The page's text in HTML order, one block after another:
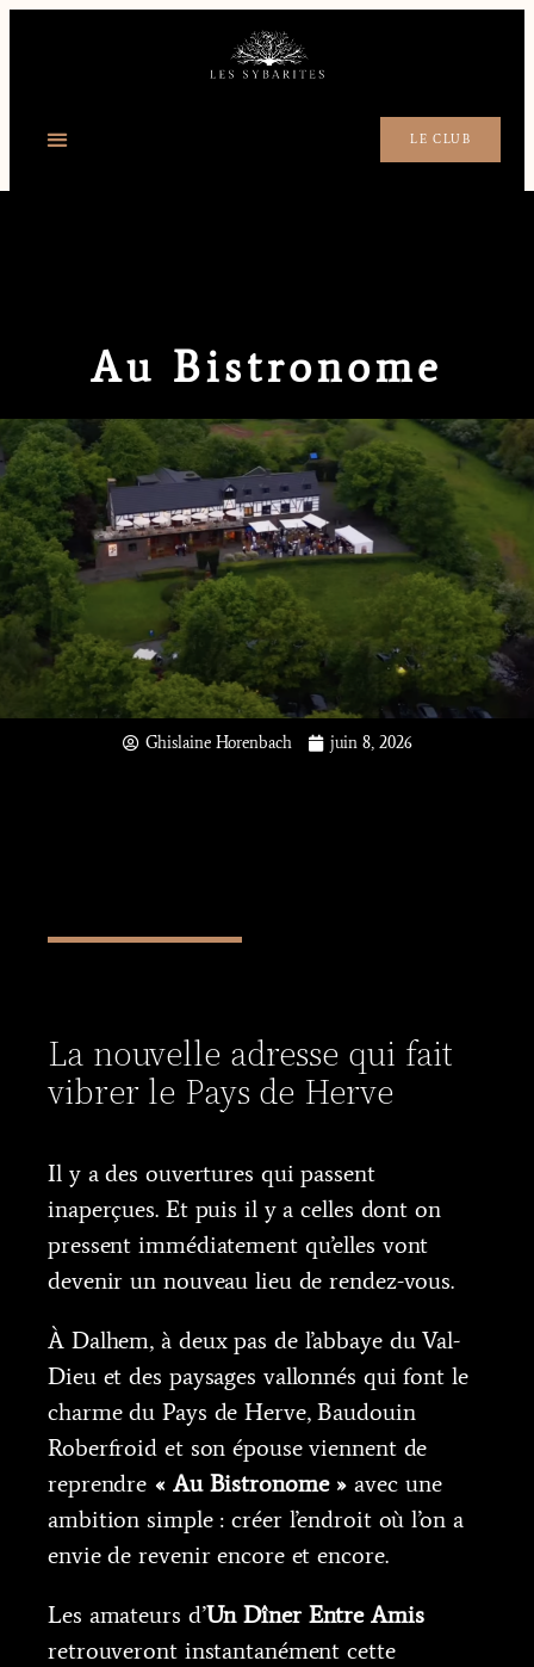
LE CLUB
Au Bistronome
Ghislaine Horenbach juin 8, 2026
La nouvelle adresse qui fait
vibrer le Pays de Herve
Il y a des ouvertures qui passent
inaperçues. Et puis il y a celles dont on
pressent immédiatement qu’elles vont
devenir un nouveau lieu de rendez-vous.
À Dalhem, à deux pas de l’abbaye du Val-
Dieu et des paysages vallonnés qui font le
charme du Pays de Herve, Baudouin
Roberfroid et son épouse viennent de
reprendre « Au Bistronome » avec une
ambition simple : créer l’endroit où l’on a
envie de revenir encore et encore.
Les amateurs d’Un Dîner Entre Amis
retrouveront instantanément cette